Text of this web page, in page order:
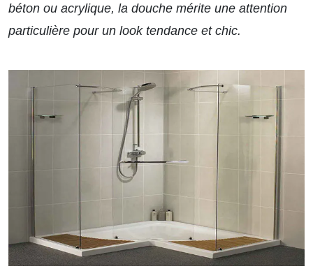
béton ou acrylique, la douche mérite une attention
particulière pour un look tendance et chic.